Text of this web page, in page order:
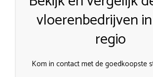
vloerenbedrijven
regio
Kom in contact met de goedkoopste